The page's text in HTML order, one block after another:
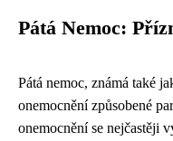
Pátá Nemoc:
Pátá nemoc, známá také
onemocnění způsobené
onemocnění se nejčastěji